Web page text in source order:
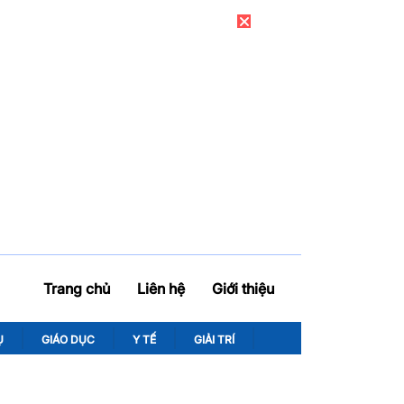
Trang chủ Liên hệ Giới thiệu
GIÁO DỤC Y TẾ GIẢI TRÍ